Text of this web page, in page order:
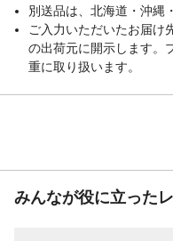
別送品は、北海道・沖縄
ご入力いただいたお届け
の出荷元に開示します。
重に取り扱います。
みんなが役に立った